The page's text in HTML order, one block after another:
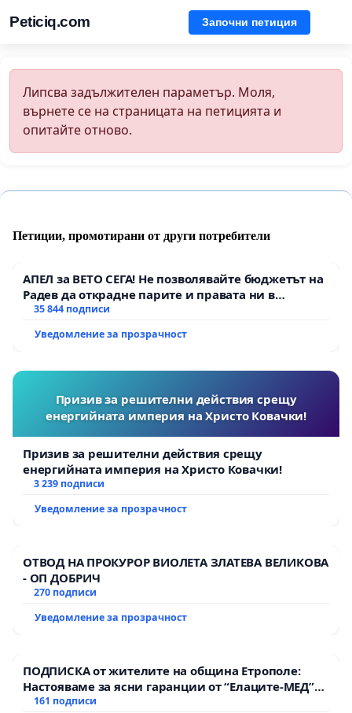
Peticiq.com Започни петиция
Липсва задължителен параметър. Моля,
върнете се на страницата на петицията и
опитайте отново.
Петиции, промотирани от други потребители
АПЕЛ за ВЕТО СЕГА! Не позволявайте бюджетът на
Радев да открадне парите и правата ни в
тъмното
35 844 подписи
Уведомление за прозрачност
Призив за решителни действия срещу
енергийната империя на Христо Ковачки!
Призив за решителни действия срещу
енергийната империя на Христо Ковачки!
3 239 подписи
Уведомление за прозрачност
ОТВОД НА ПРОКУРОР ВИОЛЕТА ЗЛАТЕВА ВЕЛИКОВА
- ОП ДОБРИЧ
270 подписи
Уведомление за прозрачност
ПОДПИСКА от жителите на община Етрополе:
Настояваме за ясни гаранции от “Елаците-МЕД”
АД и от държавата, че ще се изпълнят всички
161 подписи